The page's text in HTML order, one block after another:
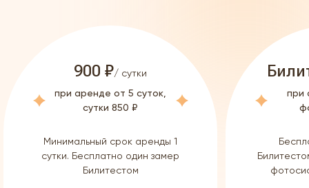
900 ₽/ сутки
при аренде от 5 суток,
сутки 850 ₽
Минимальный срок аренды 1
сутки. Бесплатно один замер
Билитестом
при